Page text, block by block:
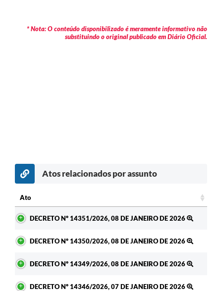
* Nota: O conteúdo disponibilizado é meramente informativo não
substituindo o original publicado em Diário Oficial.
Atos relacionados por assunto
Ato
DECRETO Nº 14351/2026, 08 DE JANEIRO DE 2026
DECRETO Nº 14350/2026, 08 DE JANEIRO DE 2026
DECRETO Nº 14349/2026, 08 DE JANEIRO DE 2026
DECRETO Nº 14346/2026, 07 DE JANEIRO DE 2026